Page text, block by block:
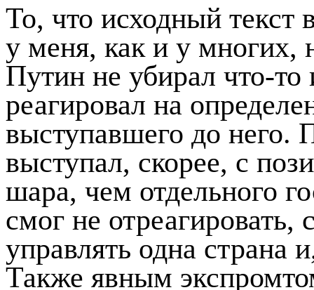
То, что исходный текст
у меня, как и у многих,
Путин не убирал что-то
реагировал на
выступавшего до
выступал, скорее, с
шара, чем отдельного
смог не
управлять одна страна
Также явным